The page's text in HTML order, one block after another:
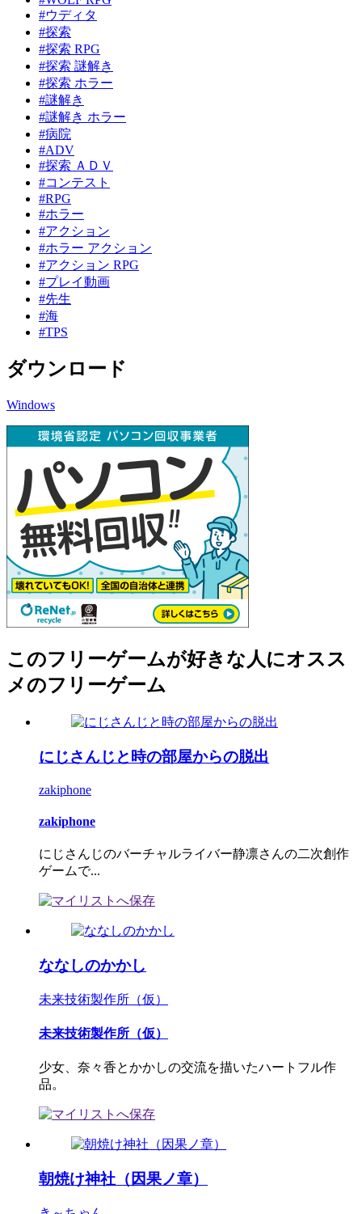
#ウディタ
#探索
#探索 RPG
#探索 謎解き
#探索 ホラー
#謎解き
#謎解き ホラー
#病院
#ADV
#探索 ＡＤＶ
#コンテスト
#RPG
#ホラー
#アクション
#ホラー アクション
#アクション RPG
#プレイ動画
#先生
#海
#TPS
ダウンロード
Windows
このフリーゲームが好きな人にオスス
メのフリーゲーム
にじさんじと時の部屋からの脱出
zakiphone
zakiphone
にじさんじのバーチャルライバー静凛さんの二次創作
ゲームで...
ななしのかかし
未来技術製作所（仮）
未来技術製作所（仮）
少女、奈々香とかかしの交流を描いたハートフル作
品。
朝焼け神社（因果ノ章）